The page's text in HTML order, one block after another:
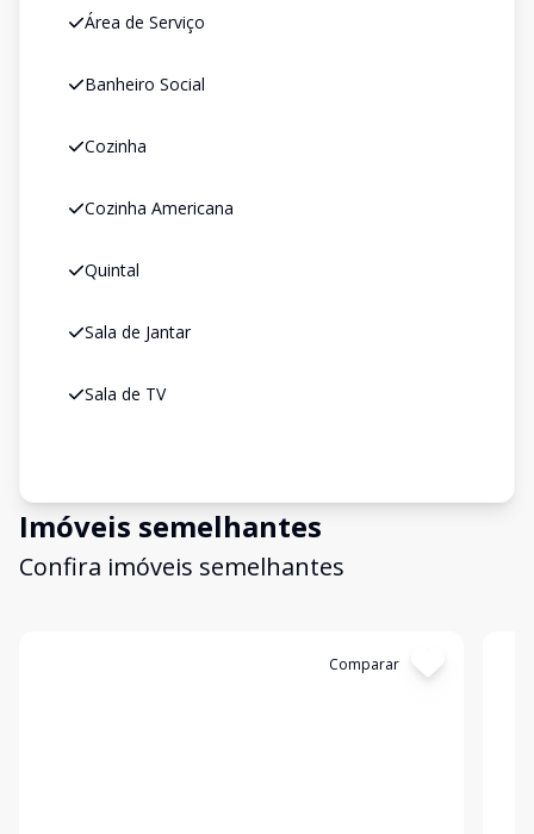
Área de Serviço
Banheiro Social
Cozinha
Cozinha Americana
Quintal
Sala de Jantar
Sala de TV
Imóveis semelhantes
Confira imóveis semelhantes
Comparar